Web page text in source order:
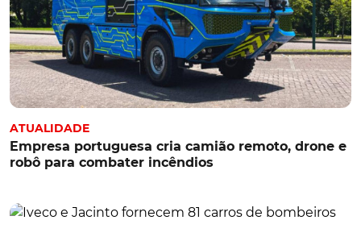
Técnica
Testes
ATUALIDADE
Empresa portuguesa cria camião remoto, drone e
robô para combater incêndios